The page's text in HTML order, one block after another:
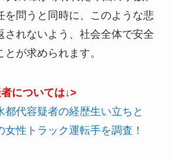
を問うと同時に、このような悲
されないよう、社会全体で安全
が求められます。
については↓>
都代容疑者の経歴生い立ちと
女性トラック運転手を調査！